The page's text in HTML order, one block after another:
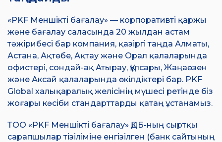
«PKF Меншікті бағалау» — корпоративті қаржы
және бағалау саласында 20 жылдан астам
тәжірибесі бар компания, қазіргі таңда Алматы,
Астана, Ақтөбе, Ақтау және Орал қалаларында
офистері, сондай-ақ Атырау, Құлсары, Жаңаөзен
және Аксай қалаларында өкілдіктері бар. PKF
Global халықаралық желісінің мүшесі ретінде біз
жоғары кәсіби стандарттарды қатаң ұстанамыз.
ТОО «PKF Меншікті бағалау» ҚДБ-ның сыртқы
сарапшылар тізіліміне енгізілген (банк сайтының